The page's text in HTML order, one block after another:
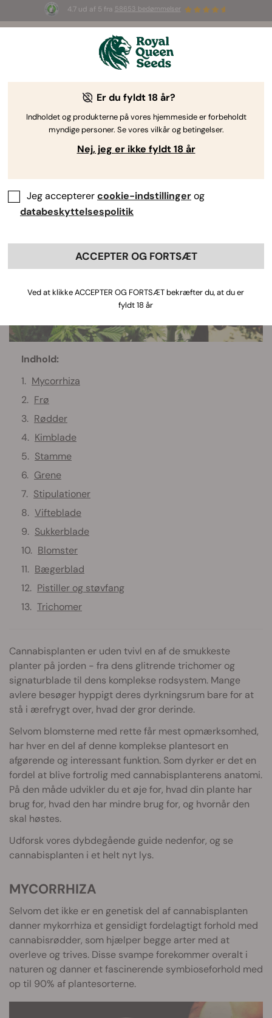
4.7 ud af 5 fra 58653 bedømmelser
ummer Sales
: Op til 50 % rabat
på udvalgte produkter! ⏤
Dyrkningsvejledning til cannabis af Royal Queen Seeds
Emnefinder
anden
ByLuke Sumpter
Reviewed by:Gloria Payá
Indhold:
Mycorrhiza
Frø
Rødder
Kimblade
Stamme
Grene
Stipulationer
Vifteblade
Sukkerblade
Blomster
Bægerblad
Pistiller og støvfang
Trichomer
Cannabisplanten er uden tvivl en af de smukkeste
planter på jorden - fra dens glitrende trichomer og
signaturblade til dens komplekse rodsystem. Mange
avlere besøger hyppigt deres dyrkningsrum bare for at
stå i ærefrygt over, hvad der gror derinde.
Selvom blomsterne med rette får mest opmærksomhed,
har hver en del af denne komplekse plantesort en
afgørende og interessant funktion. Som dyrker er det en
fordel at blive fortrolig med cannabisplanterens anatomi.
På den måde udvikler du et øje for, hvad din plante har
brug for, hvad den har mindre brug for, og hvornår den
skal høstes.
Udforsk vores dybdegående guide nedenfor, og se
cannabisplanten i et helt nyt lys.
MYCORRHIZA
Selvom det ikke er en genetisk del af cannabisplanten
danner mykorrhiza et gensidigt fordelagtigt forhold med
cannabisrødder, som hjælper begge arter med at
overleve og trives. Disse svampe forekommer overalt i
naturen og danner et fascinerende symbioseforhold med
op til 90% af plantesorterne.
Er du fyldt 18 år?
Indholdet og produkterne på vores hjemmeside er forbeholdt
myndige personer. Se vores vilkår og betingelser.
Nej, jeg er ikke fyldt 18 år
Jeg accepterercookie-indstillingerog
databeskyttelsespolitik
ACCEPTER OG FORTSÆT
Ved at klikke ACCEPTER OG FORTSÆT bekræfter du, at du er
fyldt 18 år